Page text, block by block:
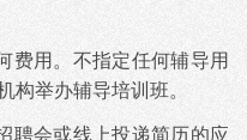
费用。不指定任何辅导用
构举办辅导培训班。
聘会或线上投递简历的应